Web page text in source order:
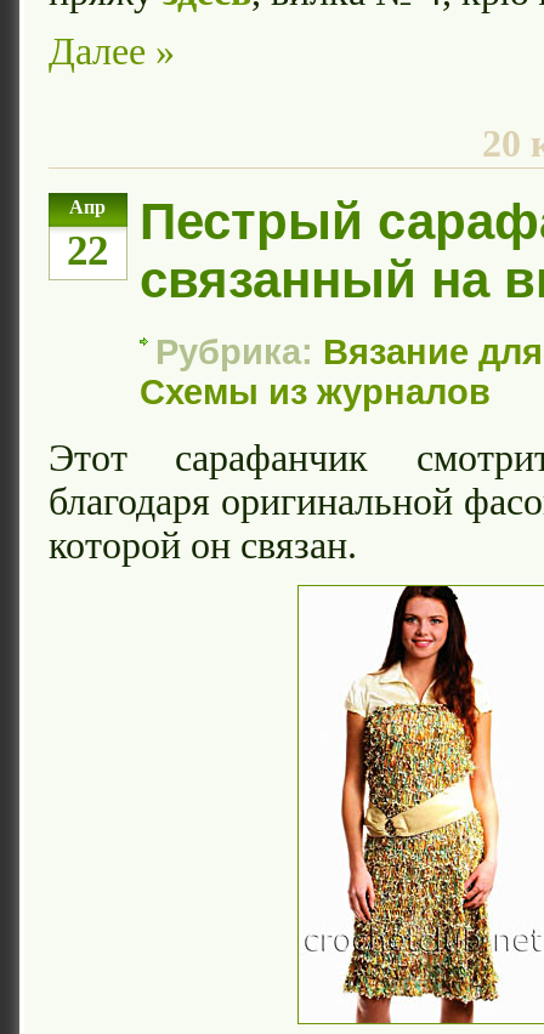
Далее »
20
Апр
22
Пестрый
связанный на
Рубрика: Вязание
Схемы из журналов
Этот сарафанчик
благодаря оригинальной
которой он связан.